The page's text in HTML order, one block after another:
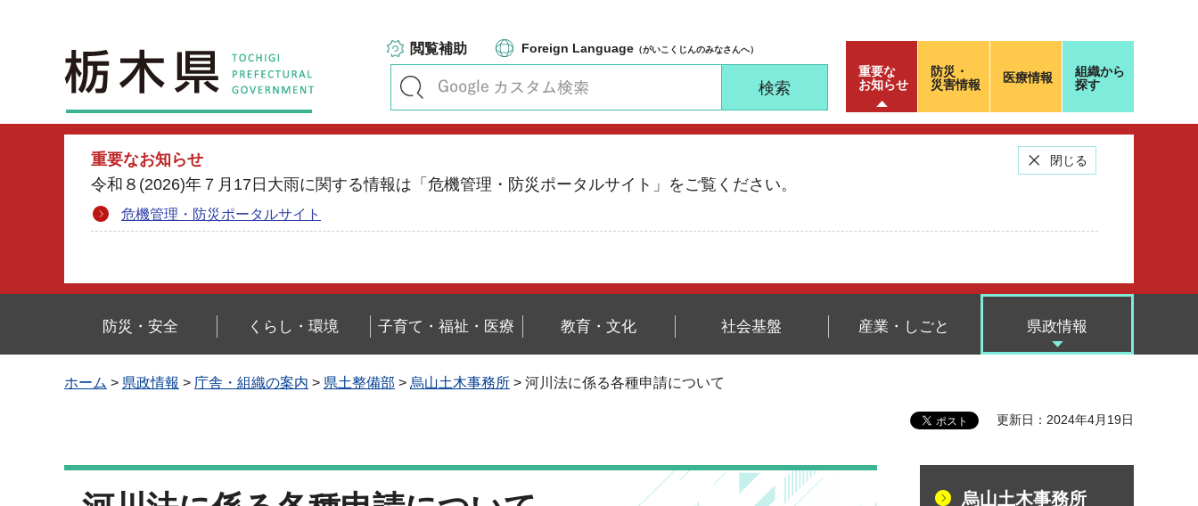
栃木県
閲覧補助 Foreign Language （がいこくじんのみなさんへ）
重要な
お知らせ
重要なお知らせ
令和８(2026)年７月17日大雨に関する情報は「危機管理・防災ポータルサイト」をご覧ください。
危機管理・防災ポータルサイト
閉じる
防災・
災害情報
医療情報
組織から
探す
防災・安全 くらし・環境 子育て・福祉・医療 教育・文化 社会基盤 産業・しごと 県政情報
ホーム > 県政情報 > 庁舎・組織の案内 > 県土整備部 > 烏山土木事務所 > 河川法に係る各種申請について
更新日：2024年4月19日
烏山土木事務所